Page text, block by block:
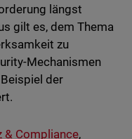
längst
gilt es, dem Thema
zu
Mechanismen
der
& Compliance,